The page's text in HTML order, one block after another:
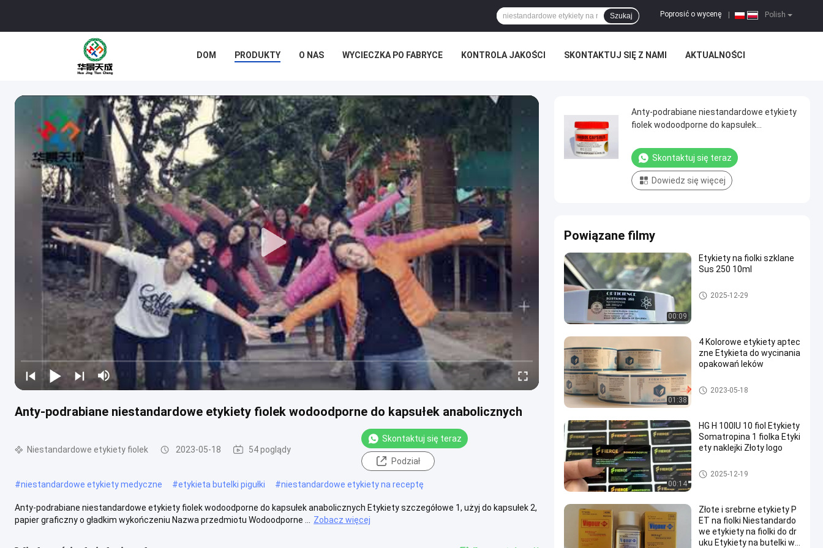
Polish
Poprosić o wycenę
Szukaj
DOM PRODUKTY O NAS WYCIECZKA PO FABRYCE KONTROLA JAKOŚCI SKONTAKTUJ SIĘ Z NAMI AKTUALNOŚCI
Anty-podrabiane niestandardowe etykiety fiolek wodoodporne do kapsułek anabolicznych
Niestandardowe etykiety fiolek 2023-05-18 54 poglądy
Skontaktuj się teraz
Podział
#niestandardowe etykiety medyczne #etykieta butelki pigułki #niestandardowe etykiety na receptę
Anty-podrabiane niestandardowe etykiety fiolek wodoodporne do kapsułek anabolicznych Etykiety szczegółowe 1, użyj do kapsułek 2,
papier graficzny o gładkim wykończeniu Nazwa przedmiotu Wodoodporne ...
Zobacz więcej
Anty-podrabiane niestandardowe etykiety
fiolek wodoodporne do kapsułek
Skontaktuj się teraz
Dowiedz się więcej
Powiązane filmy
00:09
Etykiety na fiolki szklane
Sus 250 10ml
Niestandardowe etykiety fiolek
2025-12-29
01:38
4 Kolorowe etykiety aptec
zne Etykieta do wycinania
opakowań leków
Niestandardowe etykiety fiolek
2023-05-18
00:14
HG H 100IU 10 fiol Etykiety
Somatropina 1 fiolka Etyki
ety naklejki Złoty logo
Niestandardowe etykiety fiolek
2025-12-19
Złote i srebrne etykiety P
ET na fiolki Niestandardo
we etykiety na fiolki do dr
uku Etykiety na butelki w